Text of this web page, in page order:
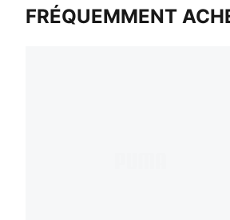
FRÉQUEMMENT